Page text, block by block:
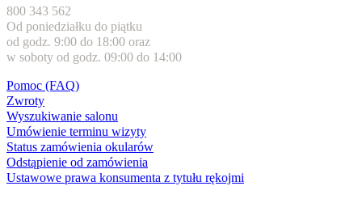
800 343 562
Od poniedziałku do piątku
od godz. 9:00 do 18:00 oraz
w soboty od godz. 09:00 do 14:00
Pomoc (FAQ)
Zwroty
Wyszukiwanie salonu
Umówienie terminu wizyty
Status zamówienia okularów
Odstąpienie od zamówienia
Ustawowe prawa konsumenta z tytułu rękojmi